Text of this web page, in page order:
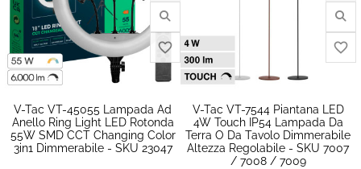
V-Tac VT-45055 Lampada Ad
Anello Ring Light LED Rotonda
55W SMD CCT Changing Color
3in1 Dimmerabile - SKU 23047
V-Tac VT-7544 Piantana LED
4W Touch IP54 Lampada Da
Terra O Da Tavolo Dimmerabile
Altezza Regolabile - SKU 7007
/ 7008 / 7009